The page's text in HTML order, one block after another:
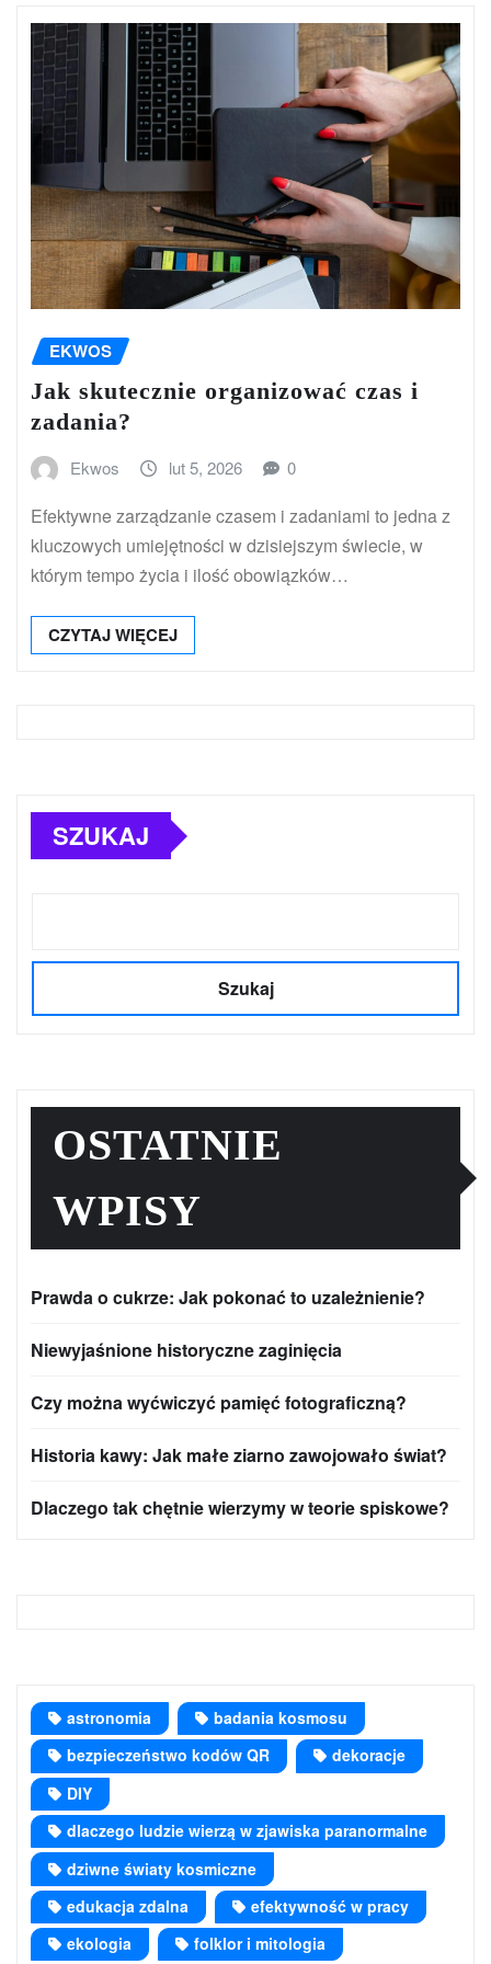
EKWOS
Jak skutecznie organizować czas i
zadania?
Ekwos lut 5, 2026 0
Efektywne zarządzanie czasem i zadaniami to jedna z
kluczowych umiejętności w dzisiejszym świecie, w
którym tempo życia i ilość obowiązków…
CZYTAJ WIĘCEJ
SZUKAJ
Szukaj
OSTATNIE
WPISY
Prawda o cukrze: Jak pokonać to uzależnienie?
Niewyjaśnione historyczne zaginięcia
Czy można wyćwiczyć pamięć fotograficzną?
Historia kawy: Jak małe ziarno zawojowało świat?
Dlaczego tak chętnie wierzymy w teorie spiskowe?
astronomia
badania kosmosu
bezpieczeństwo kodów QR
dekoracje
DIY
dlaczego ludzie wierzą w zjawiska paranormalne
dziwne światy kosmiczne
edukacja zdalna
efektywność w pracy
ekologia
folklor i mitologia